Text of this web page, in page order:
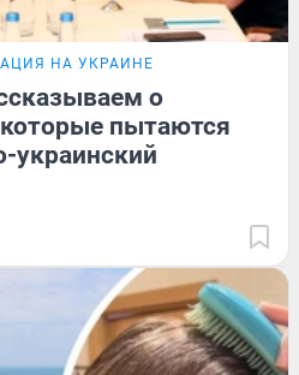
НА УКРАИНЕ
о
пытаются
украинский